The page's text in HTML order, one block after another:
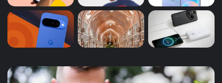
سامسونگ